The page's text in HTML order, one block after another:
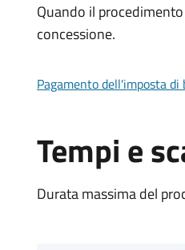
Quando il
concessione.
Pagamento dell'imposta
Tempi e
Durata massima del